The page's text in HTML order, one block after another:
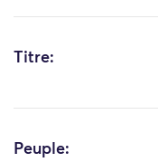
Titre:
Peuple: